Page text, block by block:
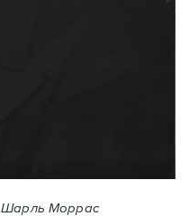
Шарль Моррас